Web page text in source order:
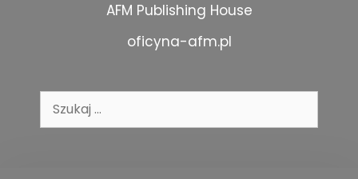
AFM Publishing House
oficyna-afm.pl
Szukaj: